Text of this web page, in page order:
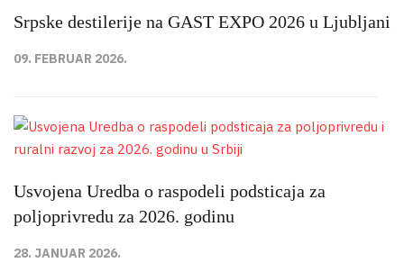
Srpske destilerije na GAST EXPO 2026 u Ljubljani
09. FEBRUAR 2026.
Usvojena Uredba o raspodeli podsticaja za
poljoprivredu za 2026. godinu
28. JANUAR 2026.